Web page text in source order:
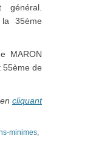
général.
35ème
MARON
55ème de
cliquant
minimes,